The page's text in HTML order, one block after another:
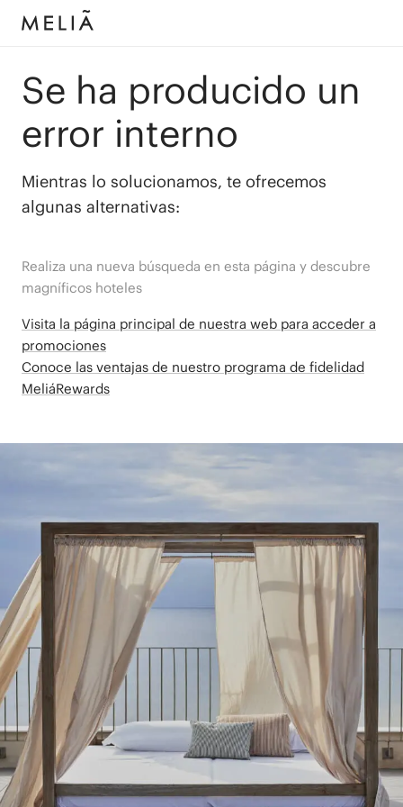
Se ha producido un
error interno
Mientras lo solucionamos, te ofrecemos
algunas alternativas:
Realiza una nueva búsqueda en esta página y descubre
magníficos hoteles
Visita la página principal de nuestra web para acceder a
promociones
Conoce las ventajas de nuestro programa de fidelidad
MeliáRewards